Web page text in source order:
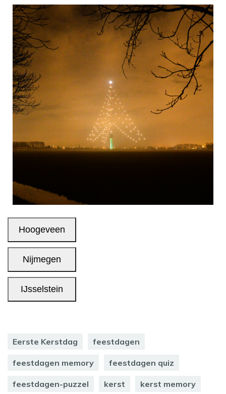
Eerste Kerstdag feestdagen
feestdagen memory feestdagen quiz
feestdagen-puzzel kerst kerst memory